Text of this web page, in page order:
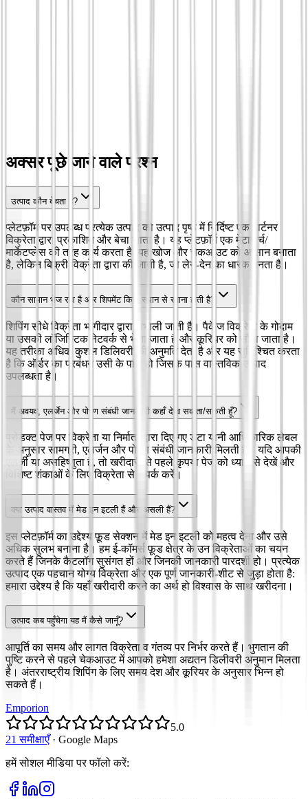
अक्सर पूछे जाने वाले प्रश्न
उत्पाद कौन बेचता है?
प्लेटफ़ॉर्म पर उपलब्ध प्रत्येक उत्पाद को उत्पाद पृष्ठ में निर्दिष्ट एक पार्टनर
विक्रेता द्वारा प्रकाशित और बेचा जाता है। यह प्लेटफ़ॉर्म एक मेटासर्च/
मार्केटप्लेस की तरह कार्य करता है: यह खोज और चेकआउट को आसान बनाता
है, लेकिन बिक्री विक्रेता द्वारा की जाती है, जो लेन-देन का धारक बनता है।
कौन सामान भेज रहा है और शिपमेंट किस स्थान से रवाना होती है?
शिपिंग सीधे विक्रेता भागीदार द्वारा संभाली जाती है। पैकेज विक्रेता के गोदाम
या उसकी लॉजिस्टिक नेटवर्क से भेजा जाता है और कूरियर को सौंपा जाता है।
यह तरीका अधिक कुशल डिलिवरी की अनुमति देता है और यह सुनिश्चित करता
है कि ऑर्डर का प्रबंधन उसी के पास हो जिसके पास वास्तविक उत्पाद
उपलब्धता है।
मैं अवयव, एलर्जेन और पोषण संबंधी जानकारी कहाँ देख सकता/सकती हूँ?
प्रोडक्ट पेज पर विक्रेता या निर्माता द्वारा दिए गए डेटा यानी आधिकारिक लेबल
के अनुसार सामग्री, एलर्जन और पोषण संबंधी जानकारी मिलती है। यदि आपकी
एलर्जी या असहिष्णुता है, तो खरीदारी से पहले कृपया पेज को ध्यान से देखें और
विशिष्ट शंकाओं के लिए विक्रेता से संपर्क करें।
क्या उत्पाद वास्तव में मेड इन इटली हैं और असली हैं?
इस प्लेटफ़ॉर्म का उद्देश्य फ़ूड सेक्शन में मेड इन इटली को महत्व देना और उसे
अधिक सुलभ बनाना है। हम ई-कॉमर्स फ़ूड क्षेत्र के उन विक्रेताओं का चयन
करते हैं जिनके कैटलॉग सुसंगत हों और जिनकी जानकारी पारदर्शी हो। प्रत्येक
उत्पाद एक पहचान योग्य विक्रेता और एक पूर्ण जानकारी-शीट से जुड़ा होता है:
हमारा उद्देश्य है कि यहाँ खरीदारी करने का अर्थ हो विश्वास के साथ खरीदना।
उत्पाद कब पहुँचेगा यह मैं कैसे जानूँ?
आपूर्ति का समय और लागत विक्रेता व गंतव्य पर निर्भर करते हैं। भुगतान की
पुष्टि करने से पहले चेकआउट में आपको हमेशा अद्यतन डिलीवरी अनुमान मिलता
है। अंतरराष्ट्रीय शिपिंग के लिए समय देश और कूरियर के अनुसार भिन्न हो
सकते हैं।
Emporion
5.0
21 समीक्षाएँ · Google Maps
हमें सोशल मीडिया पर फॉलो करें: